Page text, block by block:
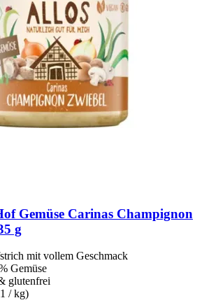
Gemüse Carinas Champignon
g
mit vollem Geschmack
Gemüse
glutenfrei
/ kg)